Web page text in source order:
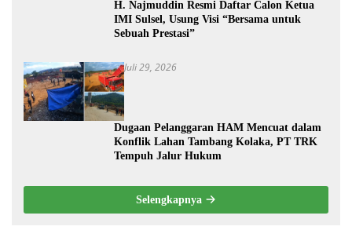
H. Najmuddin Resmi Daftar Calon Ketua
IMI Sulsel, Usung Visi “Bersama untuk
Sebuah Prestasi”
Juli 29, 2026
Dugaan Pelanggaran HAM Mencuat dalam
Konflik Lahan Tambang Kolaka, PT TRK
Tempuh Jalur Hukum
Selengkapnya